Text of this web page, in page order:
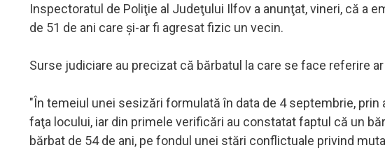
Inspectoratul de Poliţie al Judeţului Ilfov a anunţat, vineri, că a
de 51 de ani care şi-ar fi agresat fizic un vecin.
Surse judiciare au precizat că bărbatul la care se face referire
"În temeiul unei sesizări formulată în data de 4 septembrie, prin
faţa locului, iar din primele verificări au constatat faptul că un
bărbat de 54 de ani, pe fondul unei stări conflictuale privind